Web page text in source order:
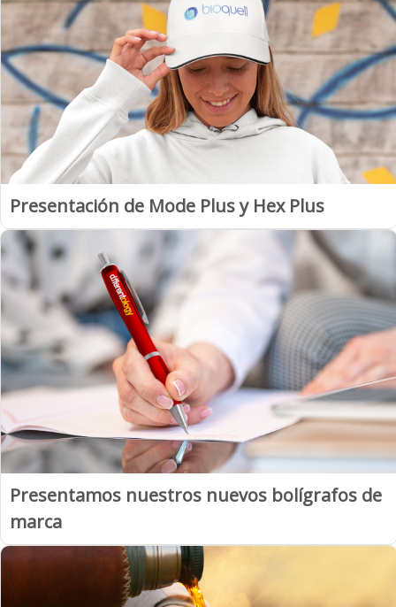
Presentación de Mode Plus y Hex Plus
Presentamos nuestros nuevos bolígrafos de
marca